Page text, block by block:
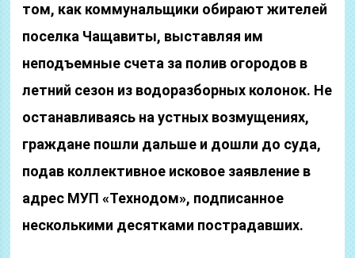
том, как коммунальщики обирают жителей
поселка Чащавиты, выставляя им
неподъемные счета за полив огородов в
летний сезон из водоразборных колонок. Не
останавливаясь на устных возмущениях,
граждане пошли дальше и дошли до суда,
подав коллективное исковое заявление в
адрес МУП «Технодом», подписанное
несколькими десятками пострадавших.